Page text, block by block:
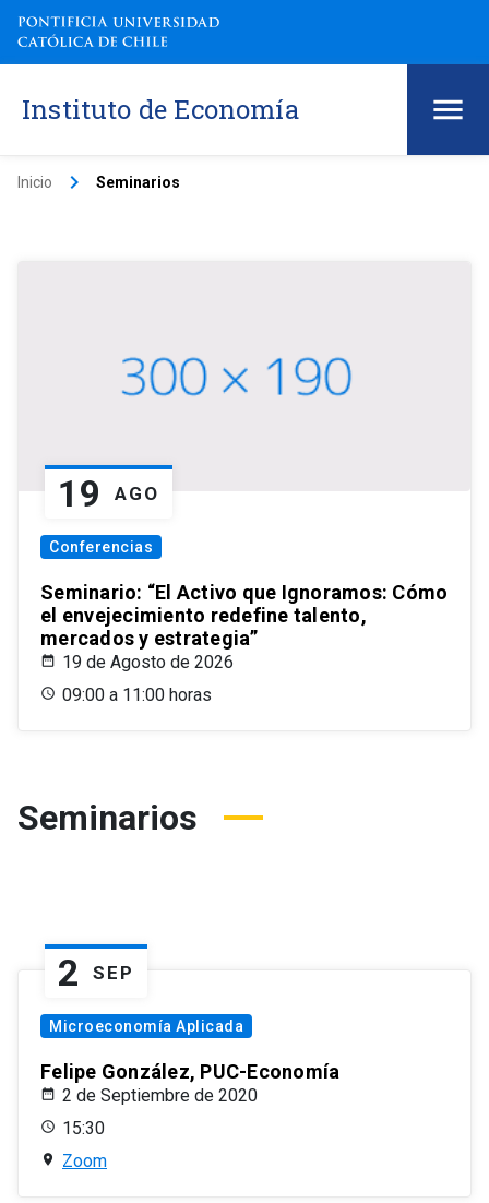
Instituto de Economía
Inicio keyboard_arrow_right Seminarios
19 AGO
Conferencias
Seminario: “El Activo que Ignoramos: Cómo
el envejecimiento redefine talento,
mercados y estrategia”
19 de Agosto de 2026
09:00 a 11:00 horas
Seminarios
2 SEP
Microeconomía Aplicada
Felipe González, PUC-Economía
2 de Septiembre de 2020
15:30
Zoom